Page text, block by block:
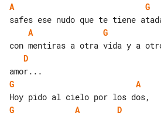
A
G
A
G
D
G
A
G
A
D